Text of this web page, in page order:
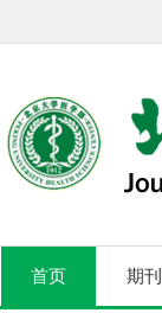
首页 期